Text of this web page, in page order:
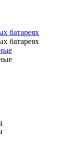
батареях
батареях